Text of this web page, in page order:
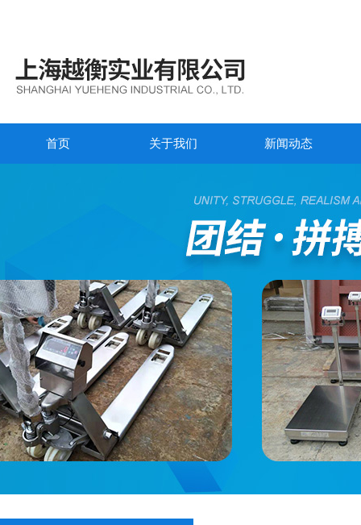
首页 关于我们 新闻动态